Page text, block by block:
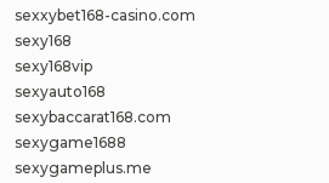
sexxybet168-casino.com
sexy168
sexy168vip
sexyauto168
sexybaccarat168.com
sexygame1688
sexygameplus.me